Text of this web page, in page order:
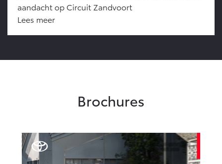
aandacht op Circuit Zandvoort
Lees meer
Brochures